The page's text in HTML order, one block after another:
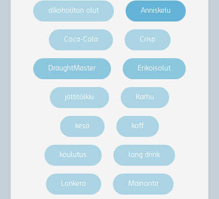
alkoholiton olut Anniskelu
Coca-Cola Crisp
DraughtMaster Erikoisolut
jättitölkki Karhu
kesä koff
koulutus long drink
Lonkero Mainonta